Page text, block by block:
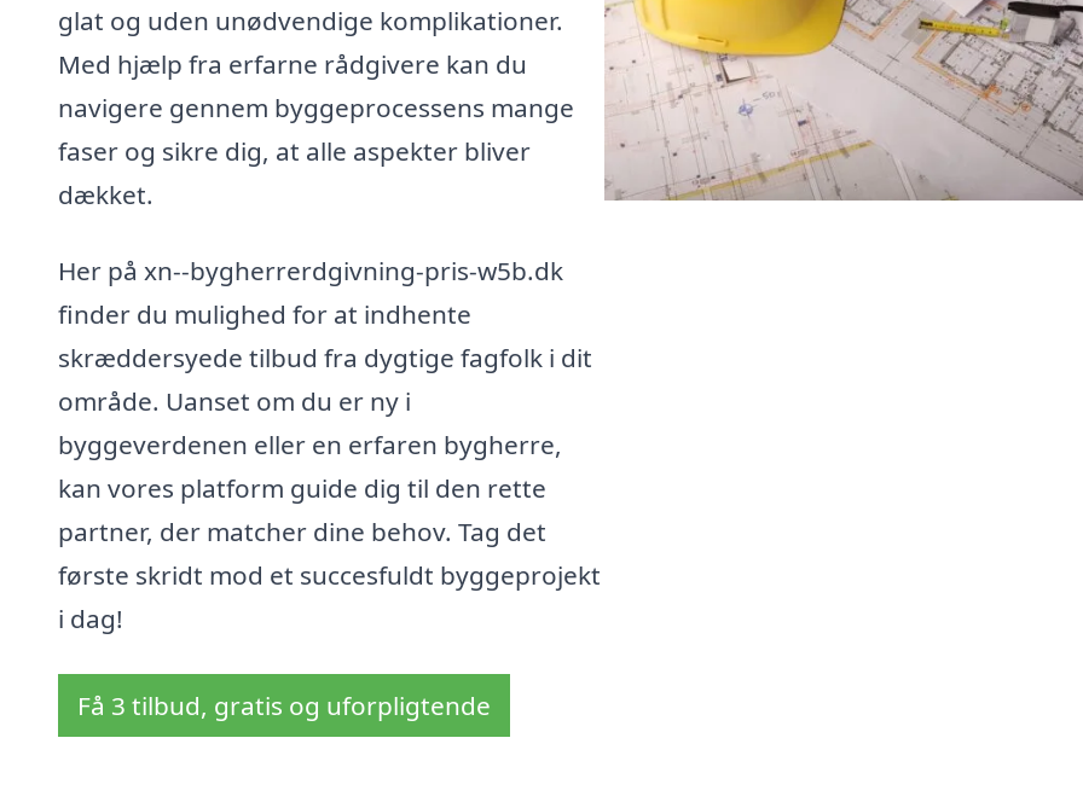
glat og uden unødvendige komplikationer.
Med hjælp fra erfarne rådgivere kan du
navigere gennem byggeprocessens mange
faser og sikre dig, at alle aspekter bliver
dækket.
Her på xn--bygherrerdgivning-pris-w5b.dk
finder du mulighed for at indhente
skræddersyede tilbud fra dygtige fagfolk i dit
område. Uanset om du er ny i
byggeverdenen eller en erfaren bygherre,
kan vores platform guide dig til den rette
partner, der matcher dine behov. Tag det
første skridt mod et succesfuldt byggeprojekt
i dag!
Få 3 tilbud, gratis og uforpligtende